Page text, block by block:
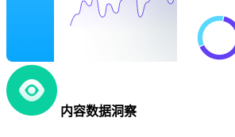
内容数据洞察